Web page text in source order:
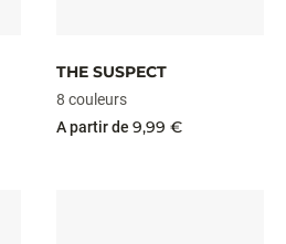
THE SUSPECT
8 couleurs
A partir de 9,99 €